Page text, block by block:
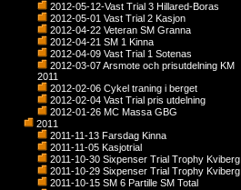
2012-05-12-Vast Trial 3 Hillared-Boras
2012-05-01 Vast Trial 2 Kasjon
2012-04-22 Veteran SM Granna
2012-04-21 SM 1 Kinna
2012-04-09 Vast Trial 1 Sotenas
2012-03-07 Arsmote och prisutdelning KM
2011
2012-02-06 Cykel traning i berget
2012-02-04 Vast Trial pris utdelning
2012-01-26 MC Massa GBG
2011
2011-11-13 Farsdag Kinna
2011-11-05 Kasjotrial
2011-10-30 Sixpenser Trial Trophy Kviberg
2011-10-29 Sixpenser Trial Trophy Kviberg
2011-10-15 SM 6 Partille SM Total